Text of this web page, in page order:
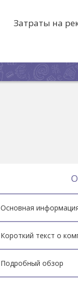
Затраты на
Основная
Короткий текст о
Подробный обзор